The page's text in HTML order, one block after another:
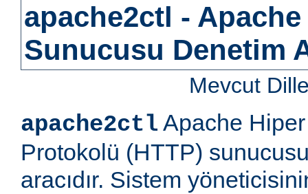
apache2ctl - Apache
Sunucusu Denetim
Mevcut
apache2ctl Apache
Protokolü (HTTP)
aracıdır. Sistem